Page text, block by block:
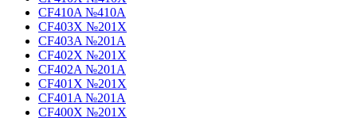
CF410A №410A
CF403X №201X
CF403A №201A
CF402X №201X
CF402A №201A
CF401X №201X
CF401A №201A
CF400X №201X